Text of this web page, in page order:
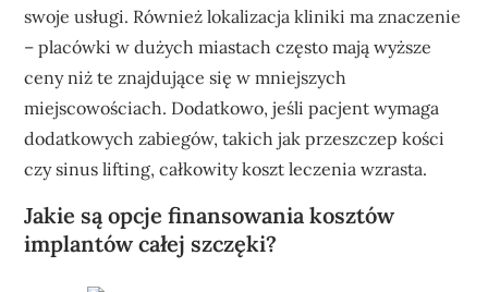
swoje usługi. Również lokalizacja kliniki ma znaczenie
– placówki w dużych miastach często mają wyższe
ceny niż te znajdujące się w mniejszych
miejscowościach. Dodatkowo, jeśli pacjent wymaga
dodatkowych zabiegów, takich jak przeszczep kości
czy sinus lifting, całkowity koszt leczenia wzrasta.
Jakie są opcje finansowania kosztów
implantów całej szczęki?